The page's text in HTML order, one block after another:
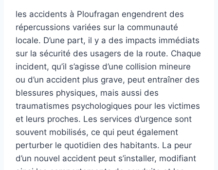
les accidents à Ploufragan engendrent des
répercussions variées sur la communauté
locale. D’une part, il y a des impacts immédiats
sur la sécurité des usagers de la route. Chaque
incident, qu’il s’agisse d’une collision mineure
ou d’un accident plus grave, peut entraîner des
blessures physiques, mais aussi des
traumatismes psychologiques pour les victimes
et leurs proches. Les services d’urgence sont
souvent mobilisés, ce qui peut également
perturber le quotidien des habitants. La peur
d’un nouvel accident peut s’installer, modifiant